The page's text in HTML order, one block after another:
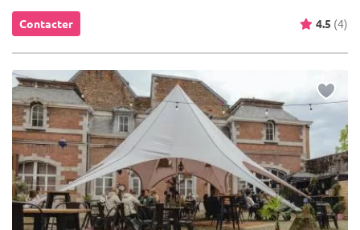
Contacter 4.5 (4)